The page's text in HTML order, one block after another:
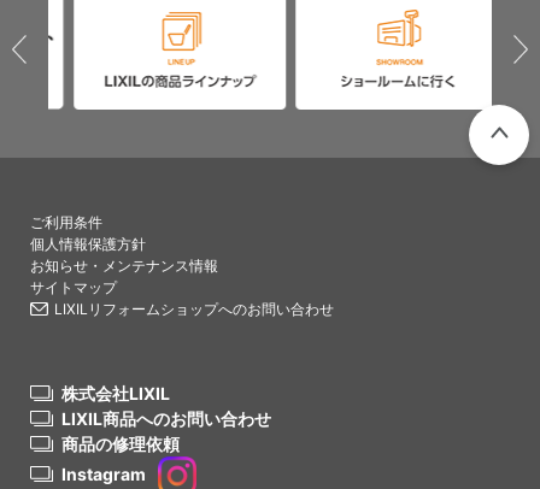
ご利用条件
個人情報保護方針
お知らせ・メンテナンス情報
サイトマップ
LIXILリフォームショップへのお問い合わせ
株式会社LIXIL
LIXIL商品へのお問い合わせ
商品の修理依頼
Instagram